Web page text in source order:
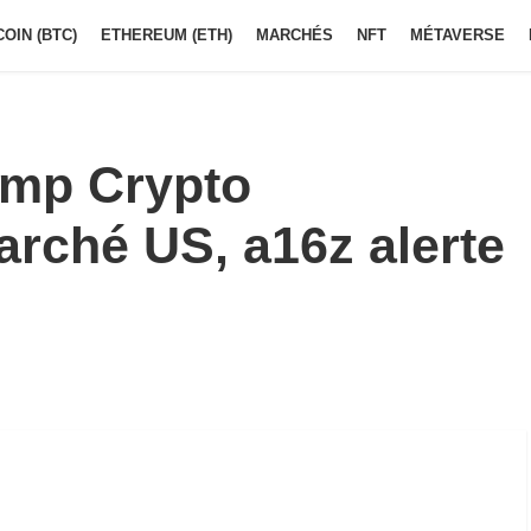
(BTC) ETHEREUM (ETH) MARCHÉS NFT MÉTAVERSE
Crypto
US, a16z alerte